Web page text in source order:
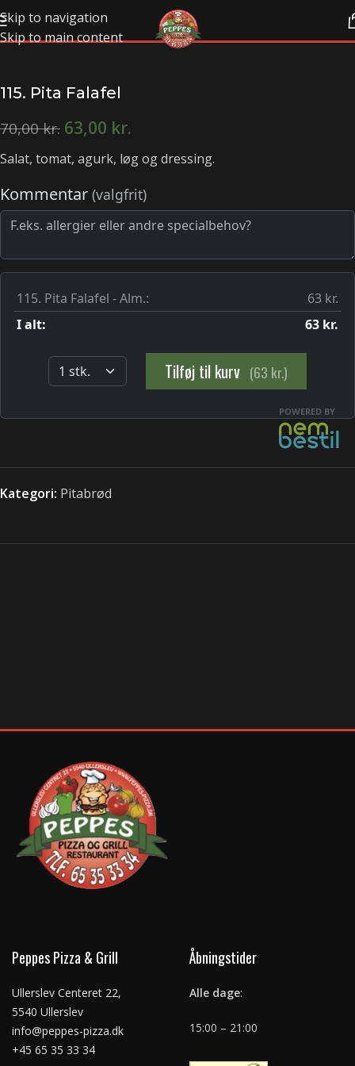
Skip to navigation
Skip to main content
115. Pita Falafel
70,00kr. 63,00 kr.
Salat, tomat, agurk, løg og dressing.
Kategori: Pitabrød
Peppes Pizza & Grill
Ullerslev Centeret 22,
5540 Ullerslev
info@peppes-pizza.dk
+45 65 35 33 34
Åbningstider
Alle dage:
15:00 – 21:00